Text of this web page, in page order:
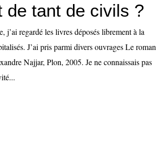
de tant de civils ?
j’ai regardé les livres déposés librement à la
J’ai pris parmi divers ouvrages Le roman
Najjar, Plon, 2005. Je ne connaissais pas